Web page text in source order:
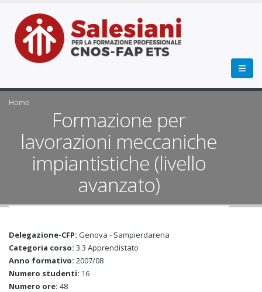
Home
Formazione per
lavorazioni meccaniche
impiantistiche (livello
avanzato)
Delegazione-CFP: Genova - Sampierdarena
Categoria corso: 3.3 Apprendistato
Anno formativo: 2007/08
Numero studenti: 16
Numero ore: 48